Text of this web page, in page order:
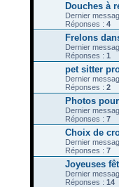
Douches à
Dernier
Réponses : 4
Frelons
Dernier
Réponses : 1
pet sitter
Dernier
Réponses : 2
Photos
Dernier
Réponses : 7
Choix de
Dernier
Réponses : 7
Joyeuses
Dernier
Réponses : 14